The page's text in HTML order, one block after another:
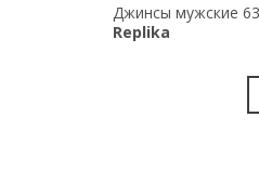
Джинсы мужские
Replika